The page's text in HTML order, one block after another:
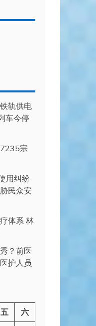
轨供电
车今停
宗
用纠纷
民众安
体系 林
？前医
护人员
五
六